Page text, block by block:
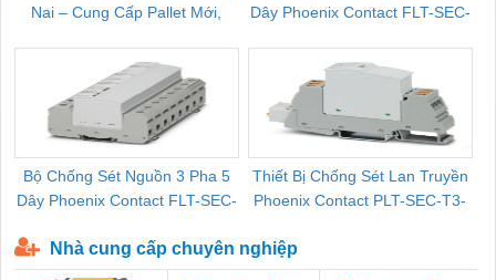
Nai – Cung Cấp Pallet Mới,
Dây Phoenix Contact FLT-SEC-
Bộ Chống Sét Nguồn 3 Pha 5
Dây Phoenix Contact FLT-SEC-
Thiết Bị Chống Sét Lan Truyền
Phoenix Contact PLT-SEC-T3-
Nhà cung cấp chuyên nghiệp